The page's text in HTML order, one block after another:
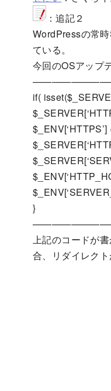
：追記２
WordPressの常
ている。
今回のOSアップ
if(
$_ENV[‘HTTPS’]
}
上記のコードが
合、リダイレク